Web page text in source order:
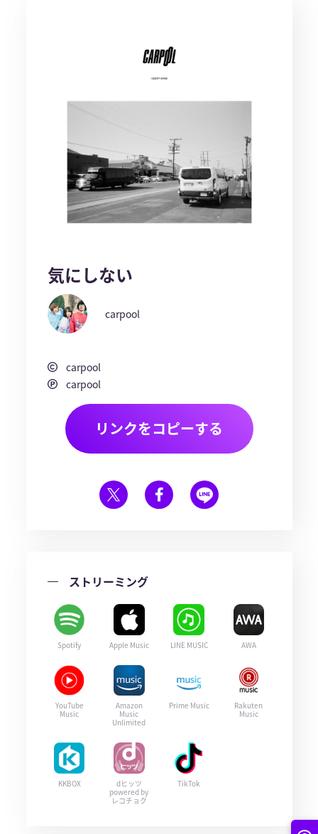
気にしない
carpool
carpool
carpool
リンクをコピーする
ストリーミング
Spotify Apple Music LINE MUSIC AWA
YouTube
Music
Amazon
Music
Unlimited
Prime Music
Rakuten
Music
KKBOX
dヒッツ
powered by
レコチョク
TikTok